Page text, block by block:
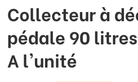
Collecteur à
pédale 90
A l'unité